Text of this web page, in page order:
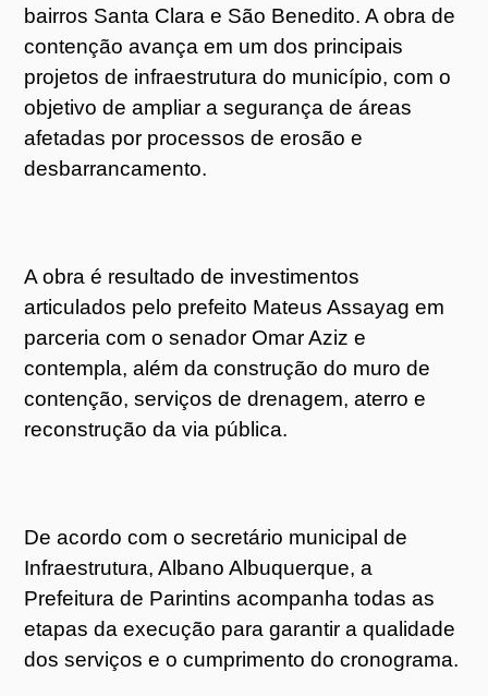
bairros Santa Clara e São Benedito. A obra de
contenção avança em um dos principais
projetos de infraestrutura do município, com o
objetivo de ampliar a segurança de áreas
afetadas por processos de erosão e
desbarrancamento.
A obra é resultado de investimentos
articulados pelo prefeito Mateus Assayag em
parceria com o senador Omar Aziz e
contempla, além da construção do muro de
contenção, serviços de drenagem, aterro e
reconstrução da via pública.
De acordo com o secretário municipal de
Infraestrutura, Albano Albuquerque, a
Prefeitura de Parintins acompanha todas as
etapas da execução para garantir a qualidade
dos serviços e o cumprimento do cronograma.